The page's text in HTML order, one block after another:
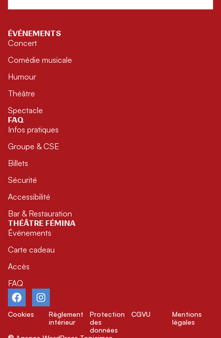
ÉVÉNEMENTS
Concert
Comédie musicale
Humour
Théâtre
Spectacle
FAQ
Infos pratiques
Groupe & CSE
Billets
Sécurité
Accessibilité
Bar & Restauration
THÉÂTRE FÉMINA
Événements
Carte cadeau
Accès
FAQ
Cookies
Règlement
intérieur
Protection
des
données
CGVU
Mentions
légales